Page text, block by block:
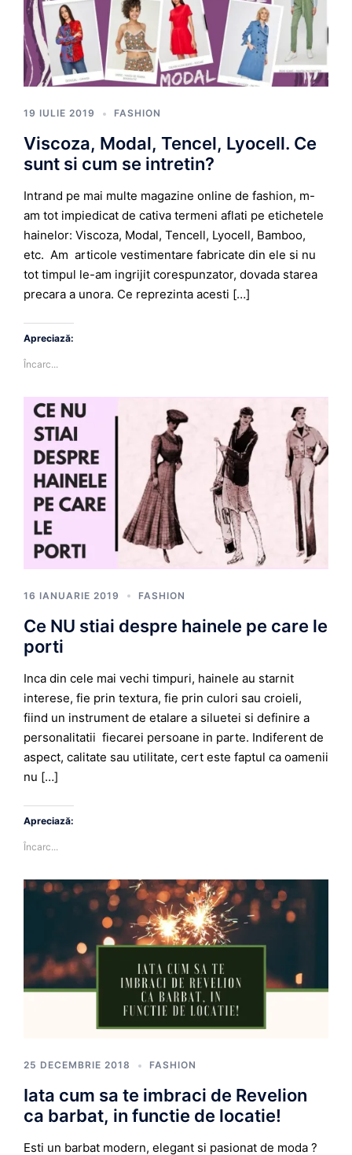
19 IULIE 2019 FASHION
Viscoza, Modal, Tencel, Lyocell. Ce
sunt si cum se intretin?
Intrand pe mai multe magazine online de fashion, m-
am tot impiedicat de cativa termeni aflati pe etichetele
hainelor: Viscoza, Modal, Tencell, Lyocell, Bamboo,
etc. Am articole vestimentare fabricate din ele si nu
tot timpul le-am ingrijit corespunzator, dovada starea
precara a unora. Ce reprezinta acesti […]
Apreciază:
Încarc...
16 IANUARIE 2019 FASHION
Ce NU stiai despre hainele pe care le
porti
Inca din cele mai vechi timpuri, hainele au starnit
interese, fie prin textura, fie prin culori sau croieli,
fiind un instrument de etalare a siluetei si definire a
personalitatii fiecarei persoane in parte. Indiferent de
aspect, calitate sau utilitate, cert este faptul ca oamenii
nu […]
Apreciază:
Încarc...
25 DECEMBRIE 2018 FASHION
Iata cum sa te imbraci de Revelion
ca barbat, in functie de locatie!
Esti un barbat modern, elegant si pasionat de moda ?